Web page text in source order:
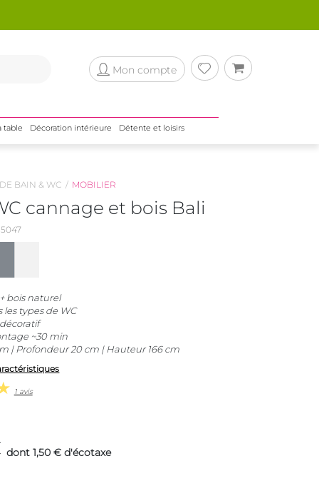
Mon compte
table Décoration intérieure Détente et loisirs
BAIN & WC MOBILIER
cannage et bois Bali
bois naturel
les types de WC
~30 min
| Profondeur 20 cm | Hauteur 166 cm
1 avis
dont 1,50 € d'écotaxe